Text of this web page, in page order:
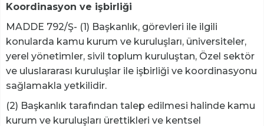
Koordinasyon ve işbirliği
MADDE 792/Ş- (1) Başkanlık, görevleri ile ilgili
konularda kamu kurum ve kuruluşları, üniversiteler,
yerel yönetimler, sivil toplum kuruluştan, Özel sektör
ve uluslararası kuruluşlar ile işbirliği ve koordinasyonu
sağlamakla yetkilidir.
(2) Başkanlık tarafından talep edilmesi halinde kamu
kurum ve kuruluşları ürettikleri ve kentsel